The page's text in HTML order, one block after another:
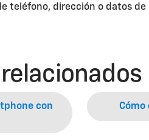
teléfono, dirección o datos
con